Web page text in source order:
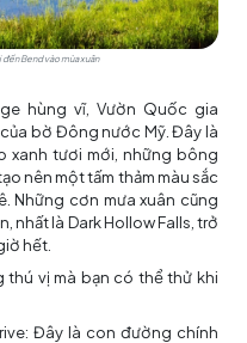
Bend vào mùa xuân
hùng vĩ, Vườn Quốc gia
bờ Đông nước Mỹ. Đây là
xanh tươi mới, những bông
nên một tấm thảm màu sắc
Những cơn mưa xuân cũng
là Dark Hollow Falls, trở
hết.
vị mà bạn có thể thử khi
Đây là con đường chính